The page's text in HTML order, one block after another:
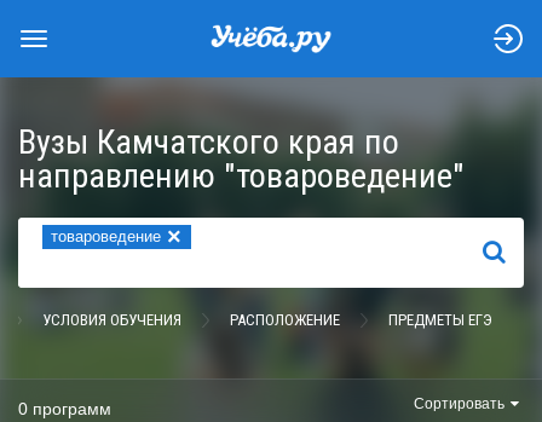
Вузы Камчатского края по
направлению "товароведение"
товароведение ×
НАЙТИ
УСЛОВИЯ ОБУЧЕНИЯ РАСПОЛОЖЕНИЕ ПРЕДМЕТЫ ЕГЭ
0 программ Сортировать